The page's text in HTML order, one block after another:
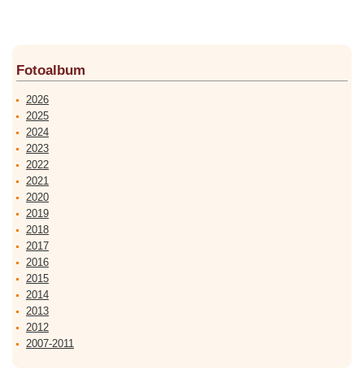
Fotoalbum
2026
2025
2024
2023
2022
2021
2020
2019
2018
2017
2016
2015
2014
2013
2012
2007-2011